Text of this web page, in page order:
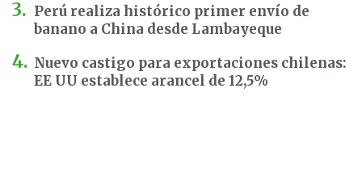
Perú realiza histórico primer envío de
banano a China desde Lambayeque
Nuevo castigo para exportaciones chilenas:
EE UU establece arancel de 12,5%